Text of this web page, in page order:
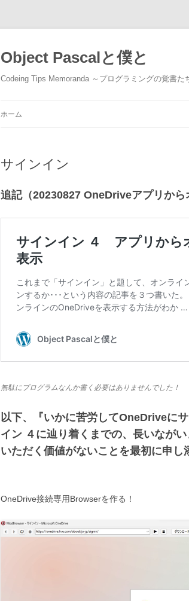
ン
ツ
へ
ス
Object Pascalと僕と
Codeing Tips Memoranda ～プログラミングの覚書た
ホーム
サインイン
追記（20230827 OneDriveアプリから
無駄にプログラムなんか書く必要はありませんでした！
以下、『いかに苦労してOneDriveに
イン ４に辿り着くまでの、長いなが
いただく価値がないことを最初に申し
OneDrive接続専用Browserを作る！